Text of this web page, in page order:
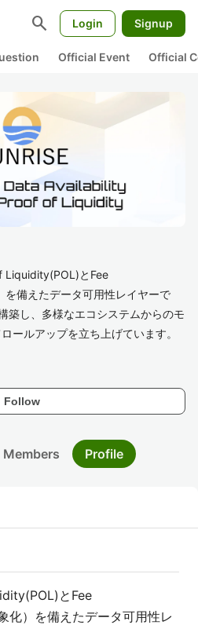
search Login Signup
Official Event Official
Liquidity(POL)とFee
備えたデータ可用性レイヤーで
築し、多様なエコシステムからのモ
ールアップを立ち上げています。
Follow
Members Profile
とFee
）を備えたデータ可用性レ